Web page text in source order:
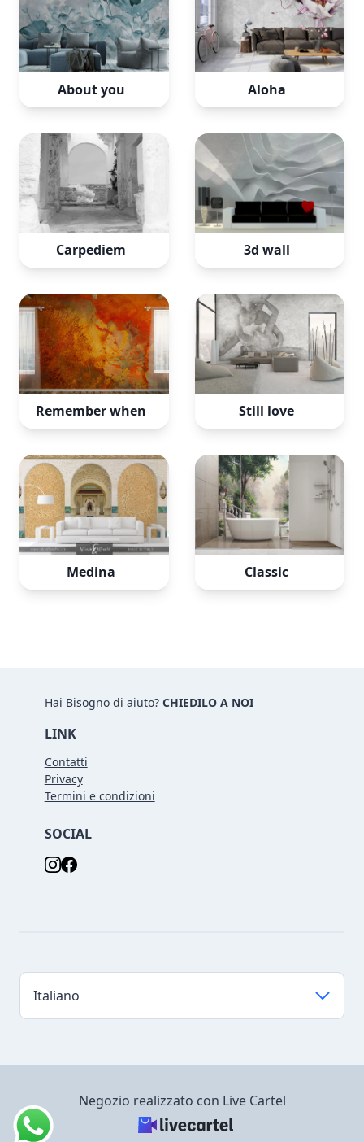
About you Aloha
Carpediem 3d wall
Remember when Still love
Medina Classic
Hai Bisogno di aiuto? CHIEDILO A NOI
LINK
Contatti
Privacy
Termini e condizioni
SOCIAL
Negozio realizzato con Live Cartel